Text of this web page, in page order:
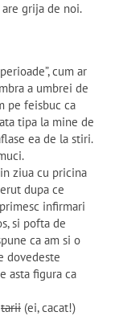
grija de noi.
cum ar
a umbrei de
pe feisbuc ca
tipa la mine de
ea de la stiri.
ziua cu pricina
dupa ce
infirmari
si pofta de
ca am si o
dovedeste
asta figura ca
tarii (ei, cacat!)